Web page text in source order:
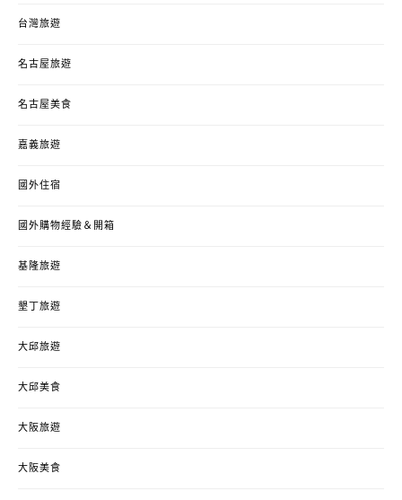
台灣旅遊
名古屋旅遊
名古屋美食
嘉義旅遊
國外住宿
國外購物經驗＆開箱
基隆旅遊
墾丁旅遊
大邱旅遊
大邱美食
大阪旅遊
大阪美食